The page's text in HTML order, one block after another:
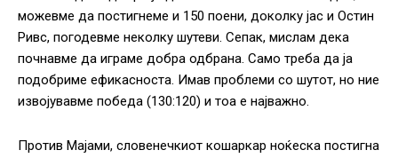
можевме да постигнеме и 150 поени, доколку јас и Остин
Ривс, погодевме неколку шутеви. Сепак, мислам дека
почнавме да играме добра одбрана. Само треба да ја
подобриме ефикасноста. Имав проблеми со шутот, но ние
извојувавме победа (130:120) и тоа е најважно.
Против Мајами, словенечкиот кошаркар ноќеска постигна